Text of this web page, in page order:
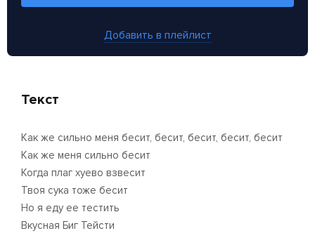
Добавить в плейлист
Текст
Как же сильно меня бесит, бесит, бесит, бесит, бесит
Как же меня сильно бесит
Когда плаг хуево взвесит
Твоя сука тоже бесит
Но я еду ее тестить
Вкусная Биг Тейсти